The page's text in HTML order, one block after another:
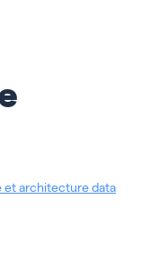
et architecture data